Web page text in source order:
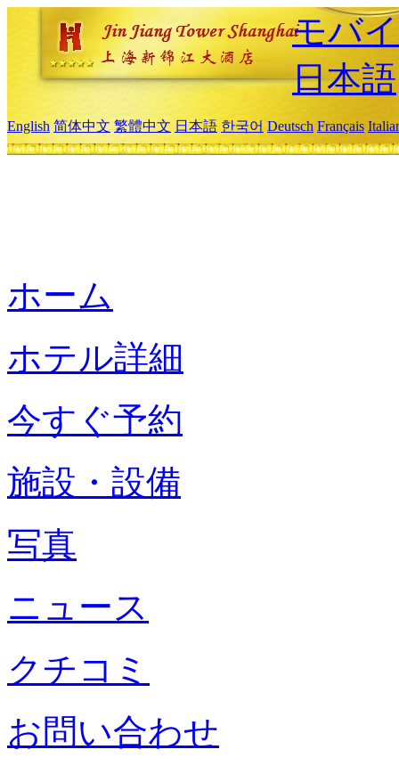
モバ
日本語
English 简体中文 繁體中文 日本語 한국어 Deutsch Français
ホーム
ホテル詳細
今すぐ予約
施設・設備
写真
ニュース
クチコミ
お問い合わせ